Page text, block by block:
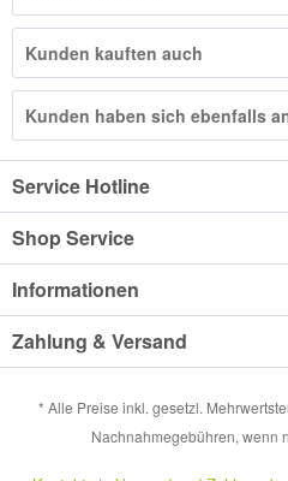
Kunden kauften auch
Kunden haben sich ebenfalls
Service Hotline
Shop Service
Informationen
Zahlung & Versand
* Alle Preise inkl. gesetzl.
Nachnahmegebühren, wenn